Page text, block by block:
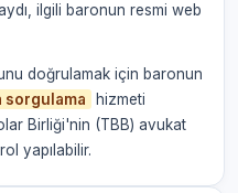
ilgili baronun resmi web
doğrulamak için baronun
sorgulama
hizmeti
Birliği'nin (TBB) avukat
yapılabilir.